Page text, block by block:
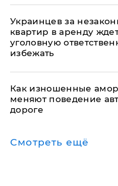
Украинцев за
квартир в аренду
уголовную
избежать
Как изношенные
меняют поведение
дороге
Смотреть ещё